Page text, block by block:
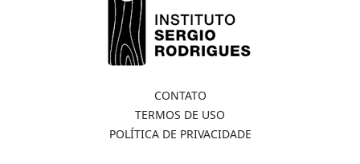
CONTATO
TERMOS DE USO
POLÍTICA DE PRIVACIDADE